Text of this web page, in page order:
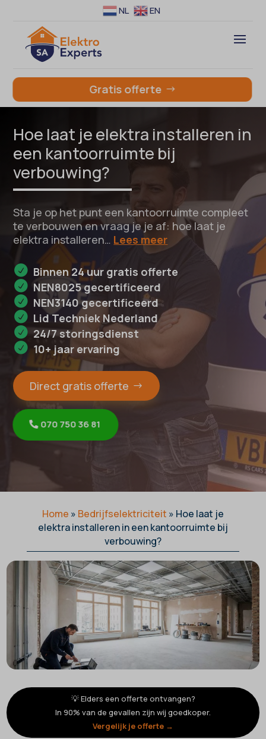
NL EN
Gratis offerte
Hoe laat je elektra installeren in
een kantoorruimte bij
verbouwing?
Sta je op het punt een kantoorruimte compleet
te verbouwen en vraag je je af: hoe laat je
elektra installeren… Lees meer
Binnen 24 uur gratis offerte
NEN8025 gecertificeerd
NEN3140 gecertificeerd
Lid Techniek Nederland
24/7 storingsdienst
10+ jaar ervaring
Direct gratis offerte
070 750 36 81
Home » Bedrijfselektriciteit » Hoe laat je
elektra installeren in een kantoorruimte bij
verbouwing?
💡 Elders een offerte ontvangen?
In 90% van de gevallen zijn wij goedkoper.
Vergelijk je offerte →